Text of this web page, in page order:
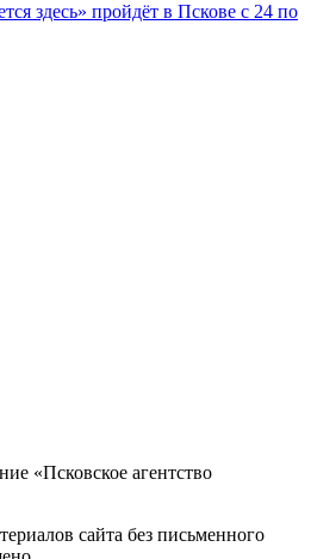
здесь» пройдёт в Пскове с 24 по
«Псковское агентство
сайта без письменного